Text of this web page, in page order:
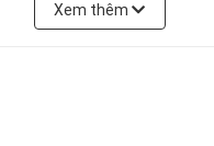
Xem thêm